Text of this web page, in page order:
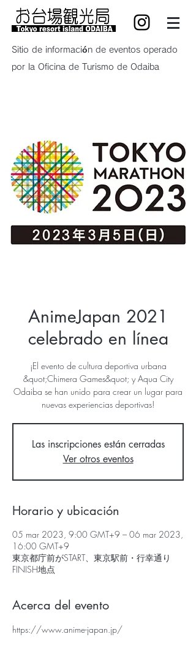
Sitio de información de eventos operado
por la Oficina de Turismo de Odaiba
AnimeJapan 2021
celebrado en línea
¡El evento de cultura deportiva urbana
&quot;Chimera Games&quot; y Aqua City
Odaiba se han unido para crear un lugar para
nuevas experiencias deportivas!
Las inscripciones están cerradas
Ver otros eventos
Horario y ubicación
05 mar 2023, 9:00 GMT+9 – 06 mar 2023,
16:00 GMT+9
東京都庁前がSTART、東京駅前・行幸通り
FINISH地点
Acerca del evento
https://www.anime-japan.jp/